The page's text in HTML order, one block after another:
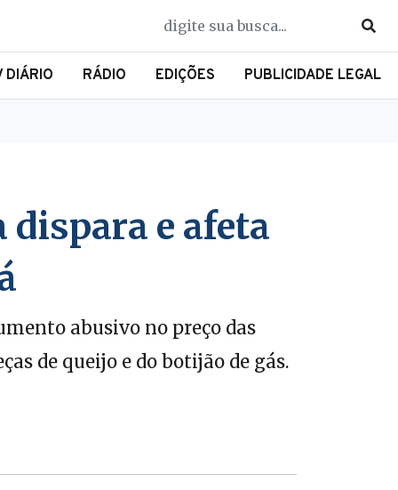
DIÁRIO RÁDIO EDIÇÕES PUBLICIDADE LEGAL
dispara e afeta
abusivo no preço das
de queijo e do botijão de gás.